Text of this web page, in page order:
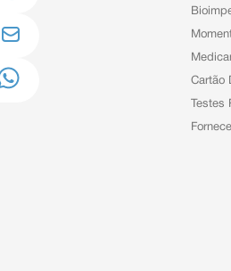
Cartão
Testes